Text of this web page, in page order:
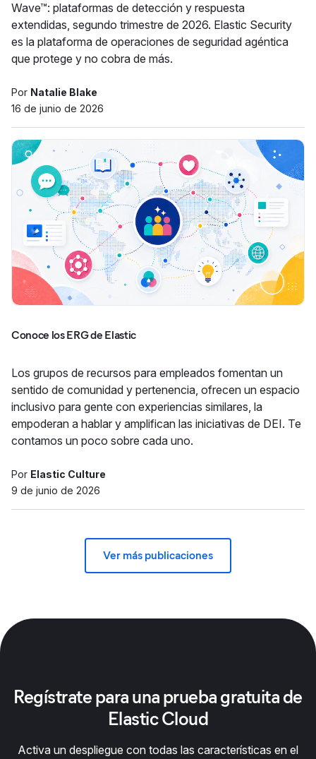
Wave™: plataformas de detección y respuesta
extendidas, segundo trimestre de 2026. Elastic Security
es la plataforma de operaciones de seguridad agéntica
que protege y no cobra de más.
Por Natalie Blake
16 de junio de 2026
Conoce los ERG de Elastic
Los grupos de recursos para empleados fomentan un
sentido de comunidad y pertenencia, ofrecen un espacio
inclusivo para gente con experiencias similares, la
empoderan a hablar y amplifican las iniciativas de DEI. Te
contamos un poco sobre cada uno.
Por Elastic Culture
9 de junio de 2026
Ver más publicaciones
Regístrate para una prueba gratuita de
Elastic Cloud
Activa un despliegue con todas las características en el